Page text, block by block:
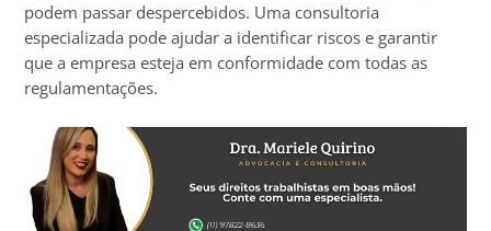
podem passar despercebidos. Uma consultoria
especializada pode ajudar a identificar riscos e garantir
que a empresa esteja em conformidade com todas as
regulamentações.